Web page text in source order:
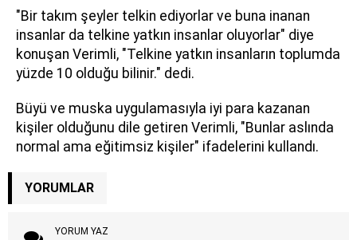
"Bir takım şeyler telkin ediyorlar ve buna inanan
insanlar da telkine yatkın insanlar oluyorlar" diye
konuşan Verimli, "Telkine yatkın insanların toplumda
yüzde 10 olduğu bilinir." dedi.
Büyü ve muska uygulamasıyla iyi para kazanan
kişiler olduğunu dile getiren Verimli, "Bunlar aslında
normal ama eğitimsiz kişiler" ifadelerini kullandı.
YORUMLAR
YORUM YAZ